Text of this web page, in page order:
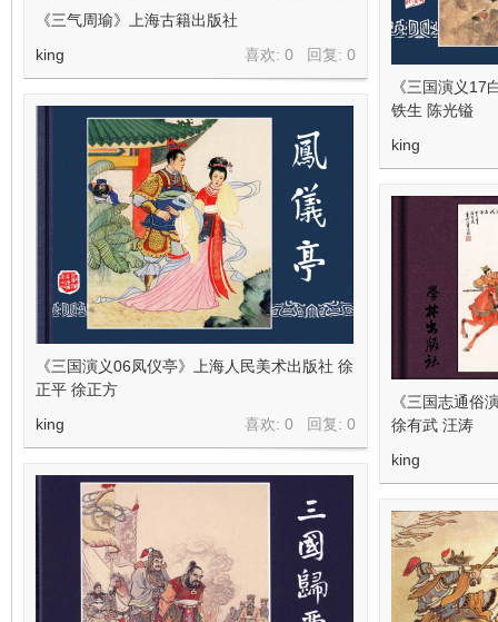
《三气周瑜》上海古籍出版社
喜欢: 0 回复: 0
king
《三国演义17
铁生 陈光镒
king
《三国演义06凤仪亭》上海人民美术出版社 徐
正平 徐正方
喜欢: 0 回复: 0
king
《三国志通俗
徐有武 汪涛
king